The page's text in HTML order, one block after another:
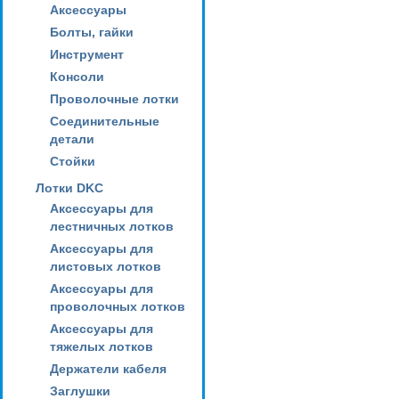
Аксессуары
Болты, гайки
Инструмент
Консоли
Проволочные лотки
Соединительные
детали
Стойки
Лотки DKC
Аксессуары для
лестничных лотков
Аксессуары для
листовых лотков
Аксессуары для
проволочных лотков
Аксессуары для
тяжелых лотков
Держатели кабеля
Заглушки